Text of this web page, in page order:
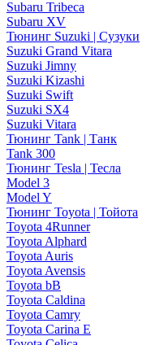
Subaru Tribeca
Subaru XV
Тюнинг Suzuki | Сузуки
Suzuki Grand Vitara
Suzuki Jimny
Suzuki Kizashi
Suzuki Swift
Suzuki SX4
Suzuki Vitara
Тюнинг Tank | Танк
Tank 300
Тюнинг Tesla | Тесла
Model 3
Model Y
Тюнинг Toyota | Тойота
Toyota 4Runner
Toyota Alphard
Toyota Auris
Toyota Avensis
Toyota bB
Toyota Caldina
Toyota Camry
Toyota Carina E